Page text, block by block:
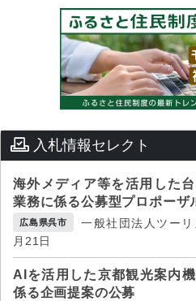
入札情報セレクト
海外メディア等を活用した
業務に係る公募型プロポーザ
広島県呉市
一般社団法人ツー
月21日
AIを活用した京都観光案内
係る企画提案の公募